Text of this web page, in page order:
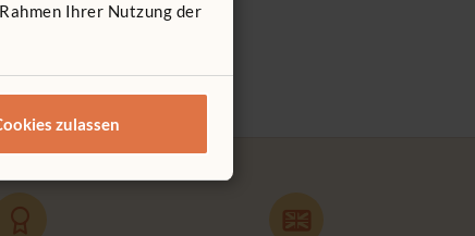
Ihrer Nutzung der
zulassen